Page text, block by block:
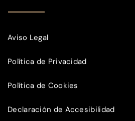
Aviso Legal
Política de Privacidad
Política de Cookies
Declaración de Accesibilidad